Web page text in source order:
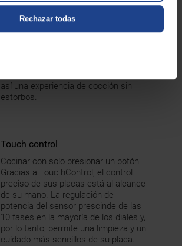
Rechazar todas
Controles frontales
Control absoluto de tu cocina.
así una experiencia de cocción sin
estorbos.
Touch control
Cocinar con solo presionar un botón.
Gracias a Touc hControl, el control
preciso de sus placas está al alcance
de su mano. La regulación de
potencia del sensor prescinde de las
10 fases en la mayoría de los diales y,
por lo tanto, permite una limpieza y un
cuidado más sencillos de su placa.